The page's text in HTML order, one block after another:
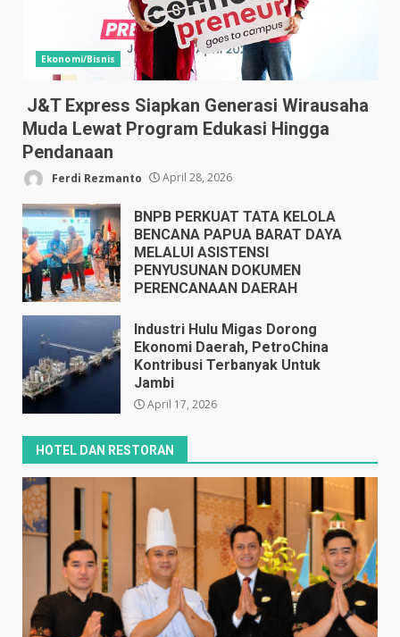
Ekonomi/Bisnis
J&T Express Siapkan Generasi Wirausaha
Muda Lewat Program Edukasi Hingga
Pendanaan
Ferdi Rezmanto April 28, 2026
BNPB PERKUAT TATA KELOLA
BENCANA PAPUA BARAT DAYA
MELALUI ASISTENSI
PENYUSUNAN DOKUMEN
PERENCANAAN DAERAH
Industri Hulu Migas Dorong
Ekonomi Daerah, PetroChina
Kontribusi Terbanyak Untuk
Jambi
April 17, 2026
HOTEL DAN RESTORAN